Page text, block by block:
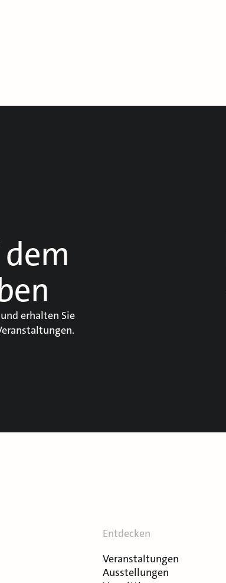
erhalten Sie
Entdecken
Veranstaltungen
Ausstellungen